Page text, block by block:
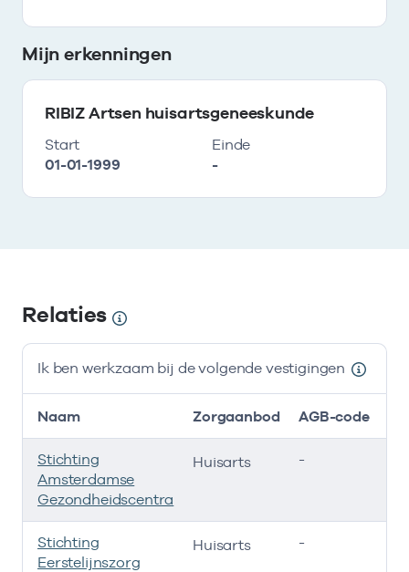
Mijn erkenningen
RIBIZ Artsen huisartsgeneeskunde
Start
01-01-1999
Einde
-
Relaties
Ik ben werkzaam bij de volgende vestigingen
Naam Zorgaanbod AGB-code
Stichting
Amsterdamse
Gezondheidscentra
Huisarts -
Stichting
Eerstelijnszorg
Huisarts -